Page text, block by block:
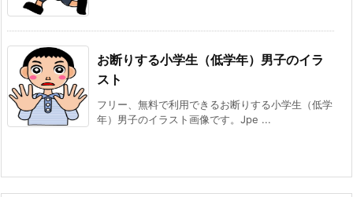
お断りする小学生（低学年）男子のイラ
スト
フリー、無料で利用できるお断りする小学生（低学
年）男子のイラスト画像です。Jpe ...